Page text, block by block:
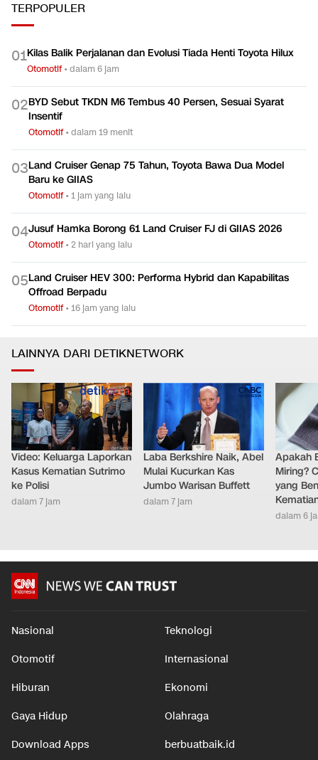
TERPOPULER
01Kilas Balik Perjalanan dan Evolusi Tiada Henti Toyota Hilux
Otomotif•dalam 6 jam
02BYD Sebut TKDN M6 Tembus 40 Persen, Sesuai Syarat
Insentif
Otomotif•dalam 19 menit
03Land Cruiser Genap 75 Tahun, Toyota Bawa Dua Model
Baru ke GIIAS
Otomotif•1 jam yang lalu
04Jusuf Hamka Borong 61 Land Cruiser FJ di GIIAS 2026
Otomotif•2 hari yang lalu
05Land Cruiser HEV 300: Performa Hybrid dan Kapabilitas
Offroad Berpadu
Otomotif•16 jam yang lalu
LAINNYA DARI DETIKNETWORK
Video: Keluarga Laporkan
Kasus Kematian Sutrimo
ke Polisi
dalam 7 jam
Laba Berkshire Naik, Abel
Mulai Kucurkan Kas
Jumbo Warisan Buffett
dalam 7 jam
Apakah
Miring?
yang
dalam 6
Nasional Teknologi
Otomotif Internasional
Hiburan Ekonomi
Gaya Hidup Olahraga
Download Apps berbuatbaik.id